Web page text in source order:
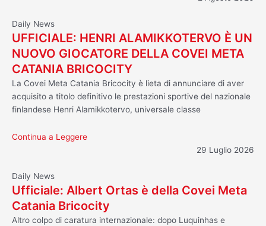
Daily News
UFFICIALE: HENRI ALAMIKKOTERVO È UN
NUOVO GIOCATORE DELLA COVEI META
CATANIA BRICOCITY
La Covei Meta Catania Bricocity è lieta di annunciare di aver
acquisito a titolo definitivo le prestazioni sportive del nazionale
finlandese Henri Alamikkotervo, universale classe
Continua a Leggere
29 Luglio 2026
Daily News
Ufficiale: Albert Ortas è della Covei Meta
Catania Bricocity
Altro colpo di caratura internazionale: dopo Luquinhas e